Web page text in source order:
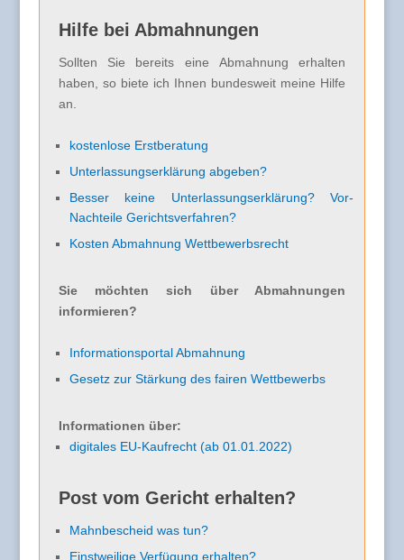
Hilfe bei Abmahnungen
Sollten Sie bereits eine Abmahnung erhalten
haben, so biete ich Ihnen bundesweit meine Hilfe
an.
kostenlose Erstberatung
Unterlassungserklärung abgeben?
Besser keine Unterlassungserklärung? Vor-
Nachteile Gerichtsverfahren?
Kosten Abmahnung Wettbewerbsrecht
Sie möchten sich über Abmahnungen
informieren?
Informationsportal Abmahnung
Gesetz zur Stärkung des fairen Wettbewerbs
Informationen über:
digitales EU-Kaufrecht (ab 01.01.2022)
Post vom Gericht erhalten?
Mahnbescheid was tun?
Einstweilige Verfügung erhalten?